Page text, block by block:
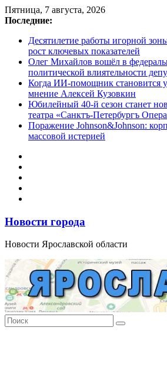
Перейти
к
Пятница, 7 августа, 2026
Последние:
Десятилетие работы игорной
рост ключевых показателей
Олег Михайлов вошёл в
политической влиятельности
Когда ИИ-помощник становится
мнение Алексей Кузовкин
Юбилейный 40-й сезон станет
театра «Санктъ-Петербургъ
Поражение Johnson&Johnson:
массовой истерией
Новости города
Новости Ярославской области